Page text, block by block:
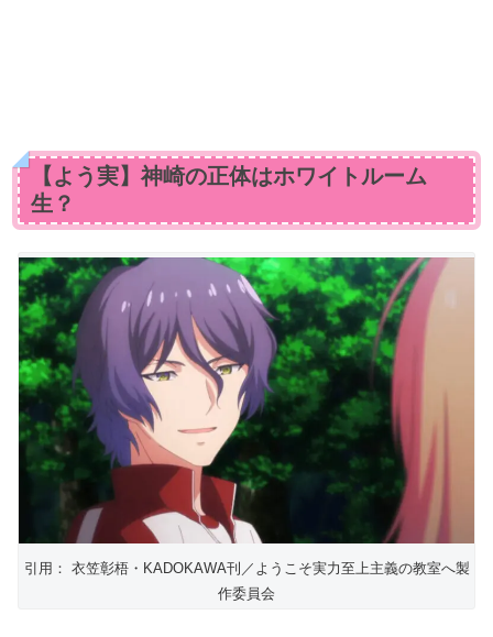
【よう実】神崎の正体はホワイトルーム
生？
引用： 衣笠彰梧・KADOKAWA刊／ようこそ実力至上主義の教室へ製
作委員会